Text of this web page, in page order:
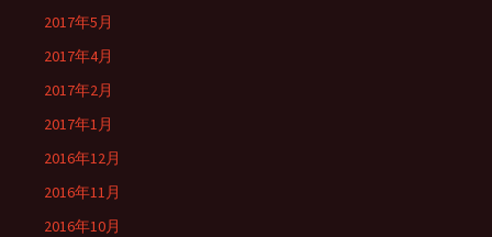
2017年5月
2017年4月
2017年2月
2017年1月
2016年12月
2016年11月
2016年10月